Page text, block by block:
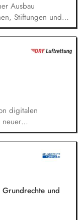
Ausbau
Stiftungen und
und Umsetzung
Journeys).
von exklusiven
Beratung und
Gremien bei
digitalen
neuer
und
(Display-,
Analyse von
und Ableiten von
Konzeption und
und